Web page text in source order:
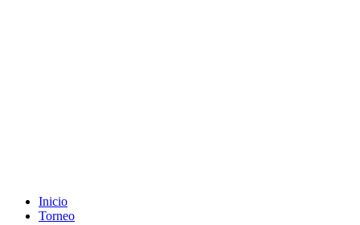
Inicio
Torneo